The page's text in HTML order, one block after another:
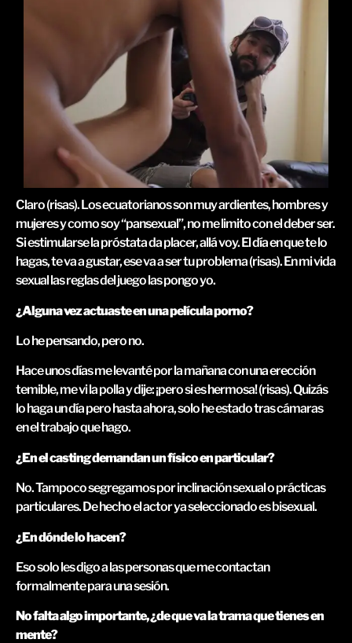
Claro (risas). Los ecuatorianos son muy ardientes, hombres y
mujeres y como soy “pansexual”, no me limito con el deber ser.
Si estimularse la próstata da placer, allá voy. El día en que te lo
hagas, te va a gustar, ese va a ser tu problema (risas). En mi vida
sexual las reglas del juego las pongo yo.
¿Alguna vez actuaste en una película porno?
Lo he pensando, pero no.
Hace unos días me levanté por la mañana con una erección
temible, me vi la polla y dije: ¡pero si es hermosa! (risas). Quizás
lo haga un día pero hasta ahora, solo he estado tras cámaras
en el trabajo que hago.
¿En el casting demandan un físico en particular?
No. Tampoco segregamos por inclinación sexual o prácticas
particulares. De hecho el actor ya seleccionado es bisexual.
¿En dónde lo hacen?
Eso solo les digo a las personas que me contactan
formalmente para una sesión.
No falta algo importante, ¿de que va la trama que tienes en
mente?